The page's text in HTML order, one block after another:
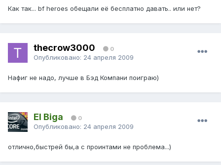
Как так... bf heroes обещали её бесплатно давать.. или нет?
thecrow3000 0
Опубликовано: 24 апреля 2009
Нафиг не надо, лучше в Бэд Компани поиграю)
El Biga 0
Опубликовано: 24 апреля 2009
отлично,быстрей бы,а с проинтами не проблема...)